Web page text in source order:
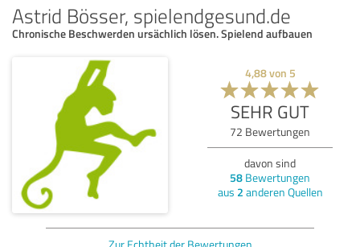
Astrid Bösser, spielendgesund.de
Chronische Beschwerden ursächlich lösen. Spielend aufbauen
4,88von 5
SEHR GUT
72 Bewertungen
davon sind
58 Bewertungen
aus 2 anderen Quellen
Zur Echtheit der Bewertungen